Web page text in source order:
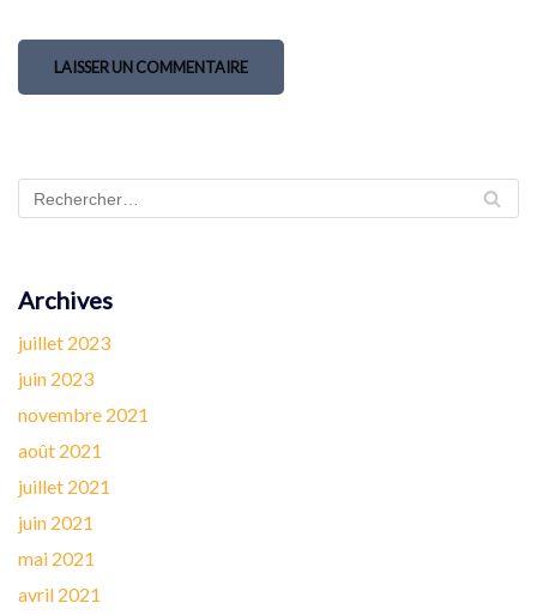
Archives
juillet 2023
juin 2023
novembre 2021
août 2021
juillet 2021
juin 2021
mai 2021
avril 2021